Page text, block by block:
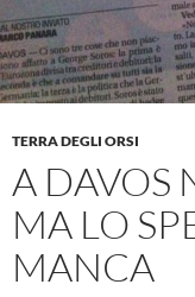
TERRA DEGLI ORSI
A DAVOS
MA LO
MANCA